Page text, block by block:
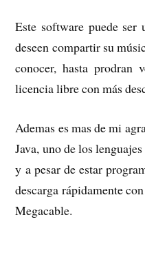
Este software puede
deseen compartir su
conocer, hasta prodran
licencia libre con más
Ademas es mas de mi
Java, uno de los
y a pesar de estar
descarga rápidamente
Megacable.